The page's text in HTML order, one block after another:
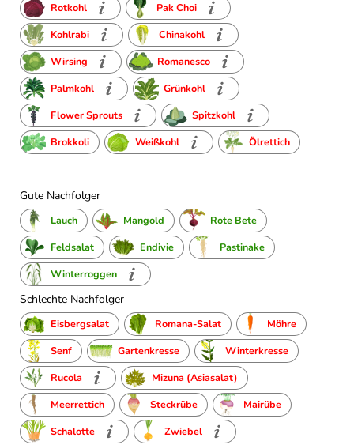
Rotkohl
Pak Choi
Kohlrabi
Chinakohl
Wirsing
Romanesco
Palmkohl
Grünkohl
Flower Sprouts
Spitzkohl
Brokkoli
Weißkohl Ölrettich
Gute Nachfolger
Lauch Mangold
Rote Bete
Feldsalat
Endivie
Pastinake
Winterroggen
Schlechte Nachfolger
Eisbergsalat Romana-Salat
Möhre
Senf
Gartenkresse
Winterkresse
Rucola
Mizuna (Asiasalat)
Meerrettich
Steckrübe
Mairübe
Schalotte
Zwiebel